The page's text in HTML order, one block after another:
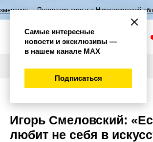
семьи в Нижегородской области Год
Игорь Смеловский:
любит не себя в
Самые интересные
новости и эксклюзивы —
в нашем канале МАХ
Подписаться